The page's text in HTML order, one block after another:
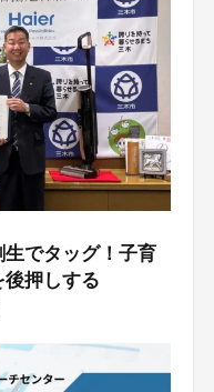
でタッグ！子育
押しする